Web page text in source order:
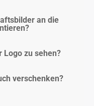
an die
Logo zu sehen?
verschenken?